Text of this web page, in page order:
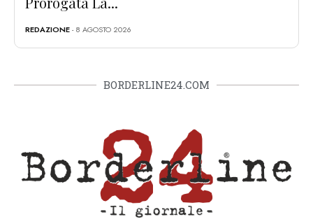
REDAZIONE- 8 AGOSTO 2026
BORDERLINE24.COM